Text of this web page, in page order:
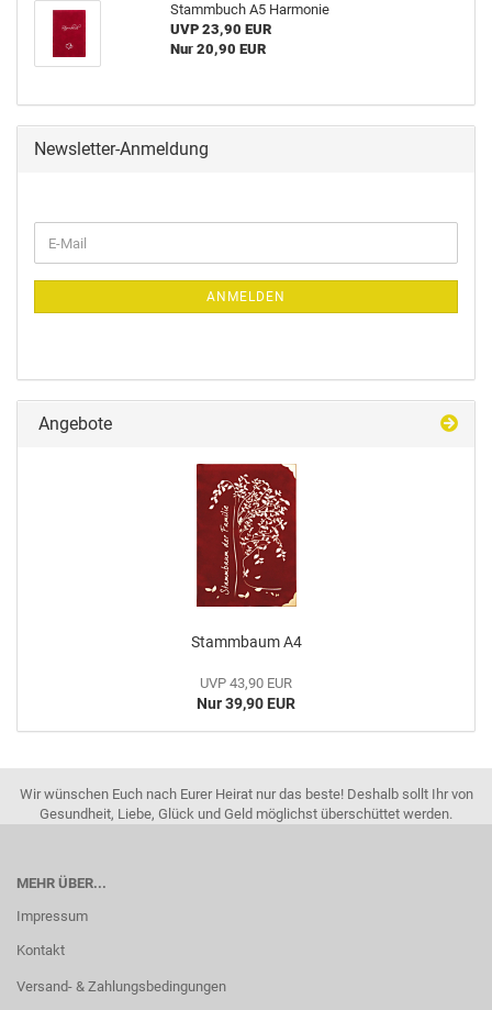
Stammbuch A5 Harmonie
UVP 23,90 EUR
Nur 20,90 EUR
Newsletter-Anmeldung
ANMELDEN
Angebote
Stammbaum A4
UVP 43,90 EUR
Nur 39,90 EUR
Wir wünschen Euch nach Eurer Heirat nur das beste! Deshalb sollt Ihr von
Gesundheit, Liebe, Glück und Geld möglichst überschüttet werden.
MEHR ÜBER...
Impressum
Kontakt
Versand- & Zahlungsbedingungen